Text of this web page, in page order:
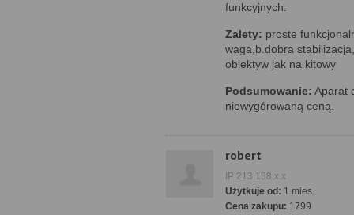
funkcyjnych.
Zalety: proste
waga,b.dobra
obiektyw jak na kitowy
Podsumowanie: Aparat
niewygórowaną ceną.
robert
IP 213.158.x.x
Użytkuje od: 1 mies.
Cena zakupu: 1799